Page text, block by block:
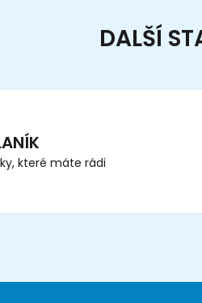
DALŠÍ
které máte rádi